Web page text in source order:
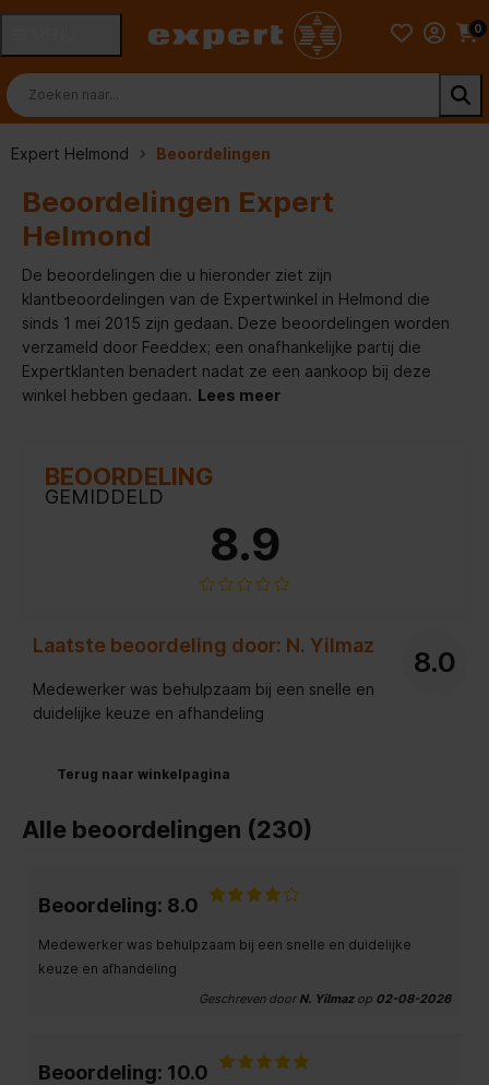
0
Expert Helmond Beoordelingen
Beoordelingen Expert
Helmond
De beoordelingen die u hieronder ziet zijn
klantbeoordelingen van de Expertwinkel in Helmond die
sinds 1 mei 2015 zijn gedaan. Deze beoordelingen worden
verzameld door Feeddex; een onafhankelijke partij die
Expertklanten benadert nadat ze een aankoop bij deze
winkel hebben gedaan. Lees meer
BEOORDELING
GEMIDDELD
8.9
Laatste beoordeling door: N. Yilmaz 8.0
Medewerker was behulpzaam bij een snelle en
duidelijke keuze en afhandeling
Terug naar winkelpagina
Alle beoordelingen (230)
Beoordeling: 8.0
Medewerker was behulpzaam bij een snelle en duidelijke
keuze en afhandeling
Geschreven door N. Yilmazop 02-08-2026
Beoordeling: 10.0